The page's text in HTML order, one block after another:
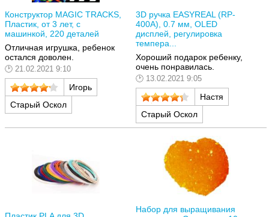
Конструктор MAGIC TRACKS,
Пластик, от 3 лет, с
машинкой, 220 деталей
Отличная игрушка, ребенок
остался доволен.
21.02.2021 9:10
Игорь
Старый Оскол
3D ручка EASYREAL (RP-
400A), 0.7 мм, OLED
дисплей, регулировка
темпера...
Хороший подарок ребенку,
очень понравилась.
13.02.2021 9:05
Настя
Старый Оскол
Набор для выращивания